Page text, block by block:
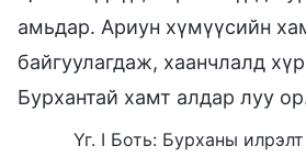
амьдар. Ариун хүмүүсийн
байгуулагдаж, хаанчлалд
Бурхантай хамт алдар луу
Үг. I Боть: Бурханы